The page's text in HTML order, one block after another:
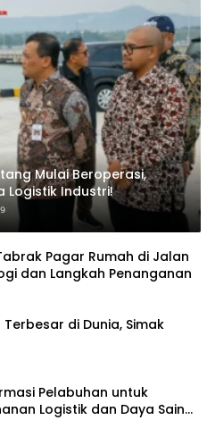
Mulai Beroperasi,
Logistik Industri!
Pagar Rumah di Jalan
dan Langkah Penanganan
di Dunia, Simak
Pelabuhan untuk
Logistik dan Daya Saing